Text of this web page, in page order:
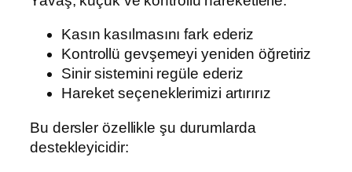
Kasın kasılmasını fark ederiz
Kontrollü gevşemeyi yeniden öğretiriz
Sinir sistemini regüle ederiz
Hareket seçeneklerimizi artırırız
Bu dersler özellikle şu durumlarda
destekleyicidir: